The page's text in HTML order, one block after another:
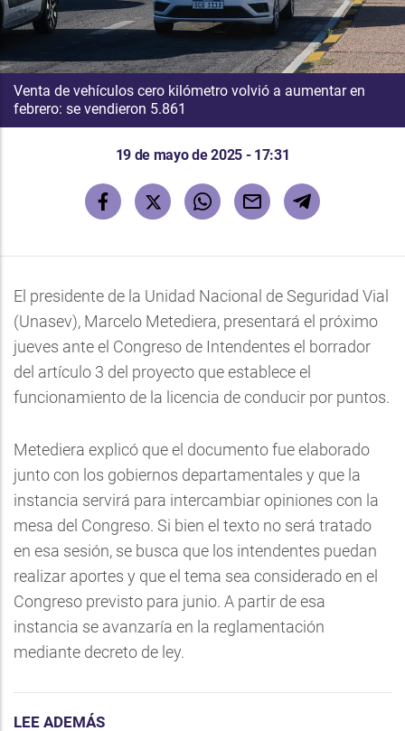
Venta de vehículos cero kilómetro volvió a aumentar en
febrero: se vendieron 5.861
19 de mayo de 2025 - 17:31
El presidente de la Unidad Nacional de Seguridad Vial
(Unasev), Marcelo Metediera, presentará el próximo
jueves ante el Congreso de Intendentes el borrador
del artículo 3 del proyecto que establece el
funcionamiento de la licencia de conducir por puntos.
Metediera explicó que el documento fue elaborado
junto con los gobiernos departamentales y que la
instancia servirá para intercambiar opiniones con la
mesa del Congreso. Si bien el texto no será tratado
en esa sesión, se busca que los intendentes puedan
realizar aportes y que el tema sea considerado en el
Congreso previsto para junio. A partir de esa
instancia se avanzaría en la reglamentación
mediante decreto de ley.
LEE ADEMÁS